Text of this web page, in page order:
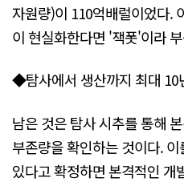
자원량)이 110억배럴이었다.
이 현실화한다면 '잭폿'이라
◆탐사에서 생산까지 최대
남은 것은 탐사 시추를 통해
부존량을 확인하는 것이다.
있다고 확정하면 본격적인 개